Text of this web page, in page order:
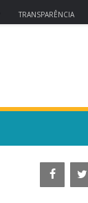
TRANSPARÊNCIA